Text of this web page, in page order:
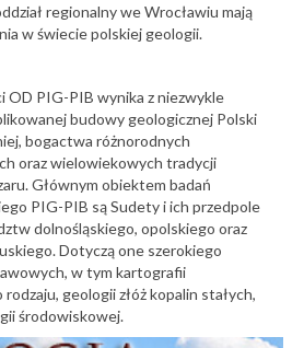
regionalny we Wrocławiu mają
w świecie polskiej geologii.
OD PIG-PIB wynika z niezwykle
budowy geologicznej Polski
bogactwa różnorodnych
oraz wielowiekowych tradycji
Głównym obiektem badań
PIG-PIB są Sudety i ich przedpole
dolnośląskiego, opolskiego oraz
Dotyczą one szerokiego
w tym kartografii
geologii złóż kopalin stałych,
środowiskowej.